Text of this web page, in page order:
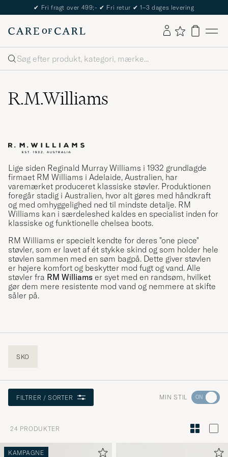
The Care of Carl Passport
Søg
R.M.Williams
Lige siden Reginald Murray Williams i 1932 grundlagde
firmaet RM Williams i Adelaide, Australien, har
varemærket produceret klassiske støvler. Produktionen
foregår stadig i Australien, hvor alt gøres med håndkraft
og med omhyggelighed ned til mindste detalje. RM
Williams kan i særdeleshed kaldes en specialist inden for
klassiske og funktionelle chelsea boots.
RM Williams er specielt kendte for deres "one piece"
støvler, som er lavet af ét stykke skind og som holder hele
støvlen sammen med en søm bagpå. Dette giver støvlen
er højere komfort og beskytter mod fugt og vand. Alle
støvler fra RM Williams er syet med en randsøm, hvilket
gør dem mere resistente mod vand og nemmere at skifte
såler på.
SKO
FILTRER / SORTER MIN STIL Gå
Stilråd
24 PRODUKTER
KAMPAGNE